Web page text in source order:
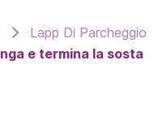
Lapp Di Parcheggio
e termina la sosta